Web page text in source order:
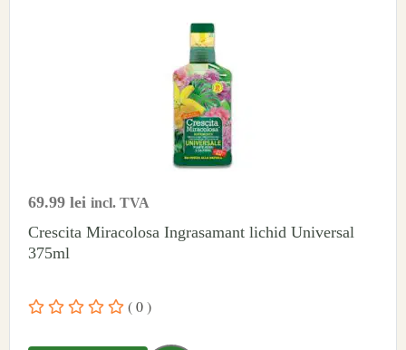
69.99 lei incl. TVA
Crescita Miracolosa Ingrasamant lichid Universal
375ml
( 0 )